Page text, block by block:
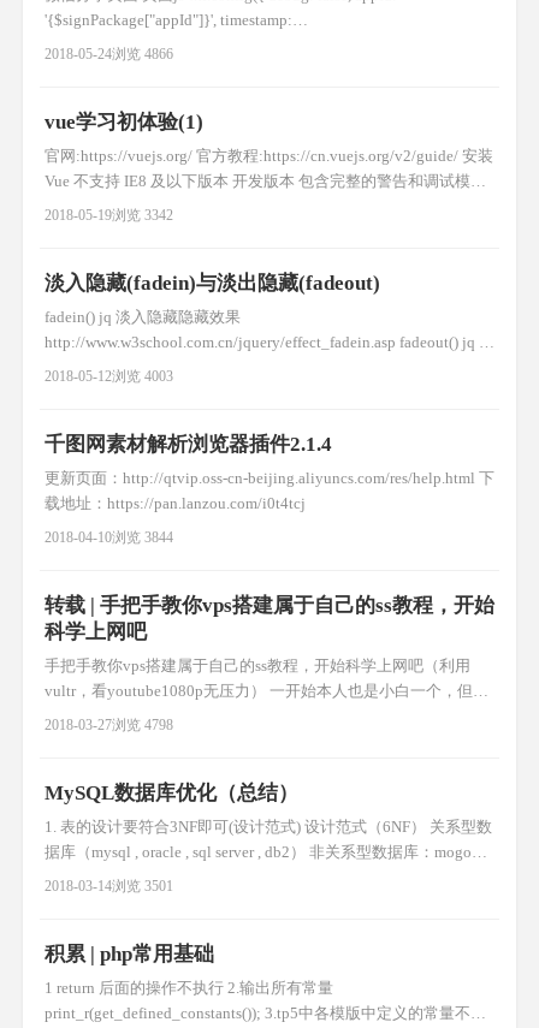
'{$signPackage["appId"]}', timestamp:
'{$signPackage["timestamp"]}', nonceStr:
2018-05-24浏览 4866
vue学习初体验(1)
官网:https://vuejs.org/ 官方教程:https://cn.vuejs.org/v2/guide/ 安装
Vue 不支持 IE8 及以下版本 开发版本 包含完整的警告和调试模式
生产版本 删除了警告，30.90KB min+gzip 第一个vue程序 11
2018-05-19浏览 3342
淡入隐藏(fadein)与淡出隐藏(fadeout)
fadein() jq 淡入隐藏隐藏效果
http://www.w3school.com.cn/jquery/effect_fadein.asp fadeout() jq 淡
出隐藏隐藏效果
2018-05-12浏览 4003
千图网素材解析浏览器插件2.1.4
更新页面：http://qtvip.oss-cn-beijing.aliyuncs.com/res/help.html 下
载地址：https://pan.lanzou.com/i0t4tcj
2018-04-10浏览 3844
转载 | 手把手教你vps搭建属于自己的ss教程，开始
科学上网吧
手把手教你vps搭建属于自己的ss教程，开始科学上网吧（利用
vultr，看youtube1080p无压力） ​​一开始本人也是小白一个，但是
之前用过各种fq方法，都不是很理想，前些天终于开始搭建自己
putty无法连接 现象，可
2018-03-27浏览 4798
MySQL数据库优化（总结）
1. 表的设计要符合3NF即可(设计范式) 设计范式（6NF） 关系型数
据库（mysql , oracle , sql server , db2） 非关系型数据库：mogoDB
, Redis 一般情况下，数据库表要遵循3NF 1NF：只要是关系型数
2018-03-14浏览 3501
积累 | php常用基础
1 return 后面的操作不执行 2.输出所有常量
print_r(get_defined_constants()); 3.tp5中各模版中定义的常量不能